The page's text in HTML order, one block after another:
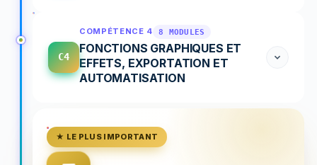
C4
COMPÉTENCE 4 8 MODULES
FONCTIONS GRAPHIQUES ET
EFFETS, EXPORTATION ET
AUTOMATISATION
★ LE PLUS IMPORTANT